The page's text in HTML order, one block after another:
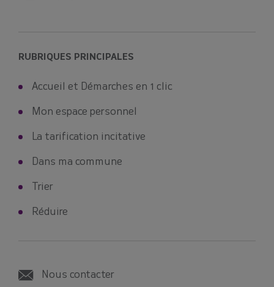
RUBRIQUES PRINCIPALES
Accueil et Démarches en 1 clic
Mon espace personnel
La tarification incitative
Dans ma commune
Trier
Réduire
Nous contacter